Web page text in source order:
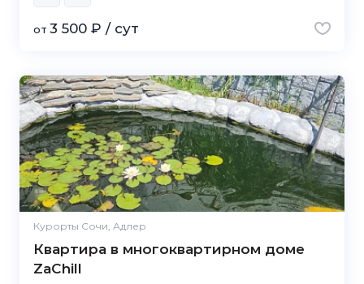
от 3 500 ₽ / сут
Курорты Сочи, Адлер
Квартира в многоквартирном доме
ZaChill